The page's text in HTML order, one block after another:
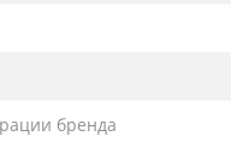
бренда